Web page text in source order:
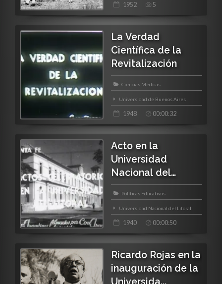
1952 5
La Verdad
Científica de la
Revitalización
Ciencias Médicas
Universidad de Buenos Aires
1948 00:00:32
Acto en la
Universidad
Nacional del
Litoral
Políticas Educativas
Universidad Nacional del Litoral
1940 00:00:50
Ricardo Rojas en la
inauguración de la
Universida...